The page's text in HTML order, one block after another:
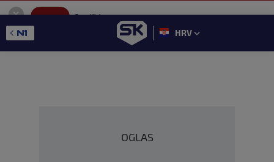
SportKlub
GET - On the Google Play
HRV
OGLAS